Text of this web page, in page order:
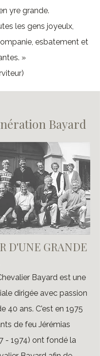
yre grande.
les gens joyeulx,
esbatement et
»
Bayard
D'UNE GRANDE
Bayard est une
dirigée avec passion
40 ans. C'est en 1975
de feu Jérémias
- 1974) ont fondé la